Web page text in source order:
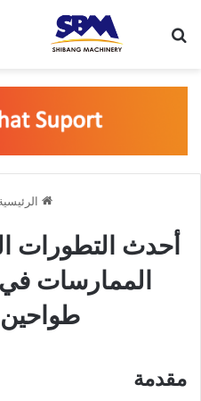
أحدث التطورات
الممارسات
مقدمة